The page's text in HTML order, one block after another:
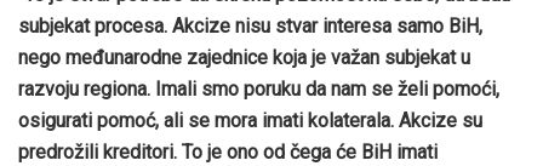
subjekat procesa. Akcize nisu stvar interesa samo BiH,
nego međunarodne zajednice koja je važan subjekat u
razvoju regiona. Imali smo poruku da nam se želi pomoći,
osigurati pomoć, ali se mora imati kolaterala. Akcize su
predrožili kreditori. To je ono od čega će BiH imati